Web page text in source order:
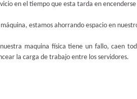
en el tiempo que esta tarda en
estamos ahorrando espacio en
maquina física tiene un fallo, caen
la carga de trabajo entre los servidores.